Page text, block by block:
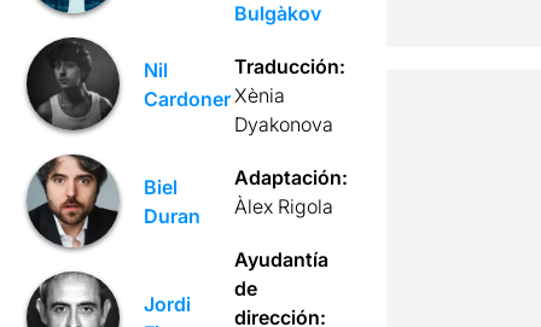
Nil
Cardoner
Biel
Duran
Jordi
Bulgàkov
Traducción:
Xènia
Dyakonova
Adaptación:
Àlex Rigola
Ayudantía
de
dirección: